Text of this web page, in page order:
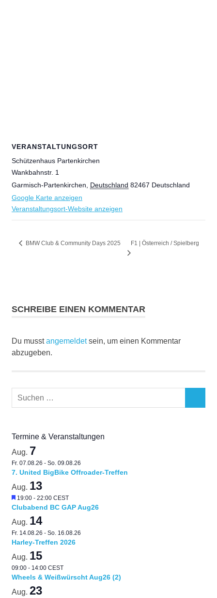
VERANSTALTUNGSORT
Schützenhaus Partenkirchen
Wankbahnstr. 1
Garmisch-Partenkirchen
Deutschland 82467 Deutschland
Google Karte anzeigen
Veranstaltungsort-Website anzeigen
BMW Club & Community Days 2025 F1 | Österreich / Spielberg
SCHREIBE EINEN KOMMENTAR
Du musstangemeldetsein, um einen Kommentar
abzugeben.
Suchen
Termine & Veranstaltungen
Aug. 7
Fr. 07.08.26 - So. 09.08.26
7. United BigBike Offroader-Treffen
Aug. 13
Hervorgehoben
19:00 - 22:00 CEST
Clubabend BC GAP Aug26
Aug. 14
Fr. 14.08.26 - So. 16.08.26
Harley-Treffen 2026
Aug. 15
09:00 - 14:00 CEST
Wheels & Weißwürscht Aug26 (2)
Aug. 23